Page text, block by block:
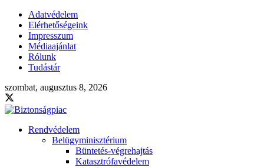
Adatvédelem
Elérhetőségeink
Impresszum
Médiaajánlat
Rólunk
Tudástár
szombat, augusztus 8, 2026
Rendvédelem
Belügyminisztérium
Büntetés-végrehajtás
Katasztrófavédelem